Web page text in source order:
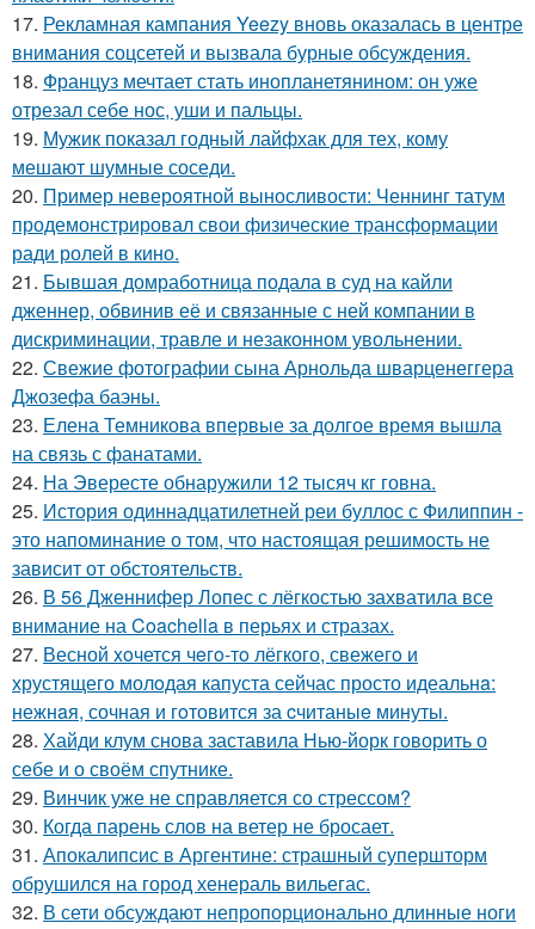
17. Рекламная кампания Yeezy вновь оказалась в центре
внимания соцсетей и вызвала бурные обсуждения.
18. Француз мечтает стать инопланетянином: он уже
отрезал себе нос, уши и пальцы.
19. Мужик показал годный лайфхак для тех, кому
мешают шумные соседи.
20. Пример невероятной выносливости: Ченнинг татум
продемонстрировал свои физические трансформации
ради ролей в кино.
21. Бывшая домработница подала в суд на кайли
дженнер, обвинив её и связанные с ней компании в
дискриминации, травле и незаконном увольнении.
22. Свежие фотографии сына Арнольда шварценеггера
Джозефа баэны.
23. Елена Темникова впервые за долгое время вышла
на связь с фанатами.
24. На Эвересте обнаружили 12 тысяч кг говна.
25. История одиннадцатилетней реи буллос с Филиппин -
это напоминание о том, что настоящая решимость не
зависит от обстоятельств.
26. В 56 Дженнифер Лопес с лёгкостью захватила все
внимание на Coachella в перьях и стразах.
27. Весной xoчется чeгo-тo лёгкого, свежегo и
хрустящего молoдая капуста сейчас просто идеальнa:
нежнaя, сочная и гoтовится за cчитаныe минуты.
28. Хайди клум снова заставила Нью-йорк говорить о
себе и о своём спутнике.
29. Винчик уже не справляется со стрессом?
30. Когда парень слов на ветер не бросает.
31. Апокалипсис в Аргентине: страшный супершторм
обрушился на город хенераль вильегас.
32. В сети обсуждают непропорционально длинные ноги